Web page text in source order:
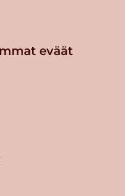
eväät